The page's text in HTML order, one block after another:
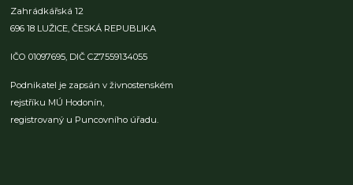
Zahrádkářská 12
696 18 LUŽICE,ČESKÁ REPUBLIKA
IČO 01097695, DIČ CZ7559134055
Podnikatel je zapsán v živnostenském
rejstříku MÚ Hodonín,
registrovaný u Puncovního úřadu.